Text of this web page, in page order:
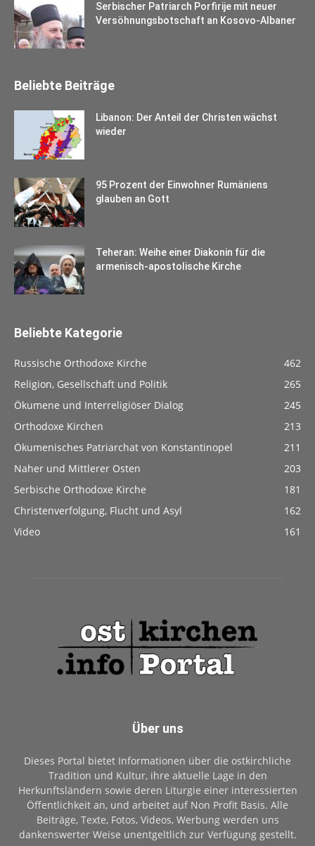
Serbischer Patriarch Porfirije mit neuer
Versöhnungsbotschaft an Kosovo-Albaner
Beliebte Beiträge
Libanon: Der Anteil der Christen wächst
wieder
95 Prozent der Einwohner Rumäniens
glauben an Gott
Teheran: Weihe einer Diakonin für die
armenisch-apostolische Kirche
Beliebte Kategorie
Russische Orthodoxe Kirche
462
Religion, Gesellschaft und Politik
265
Ökumene und Interreligiöser Dialog
245
Orthodoxe Kirchen
213
Ökumenisches Patriarchat von Konstantinopel
211
Naher und Mittlerer Osten
203
Serbische Orthodoxe Kirche
181
Christenverfolgung, Flucht und Asyl
162
Video
161
Über uns
Dieses Portal bietet Informationen über die ostkirchliche
Tradition und Kultur, ihre aktuelle Lage in den
Herkunftsländern sowie deren Liturgie einer interessierten
Öffentlichkeit an, und arbeitet auf Non Profit Basis. Alle
Beiträge, Texte, Fotos, Videos, Werbung werden uns
dankenswerter Weise unentgeltlich zur Verfügung gestellt.